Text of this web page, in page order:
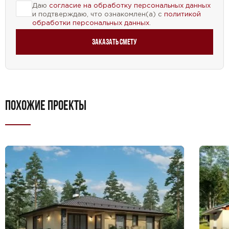
Даю согласие на обработку персональных данных
и подтверждаю, что ознакомлен(а) с политикой
обработки персональных данных.
Заказать смету
ПОХОЖИЕ ПРОЕКТЫ